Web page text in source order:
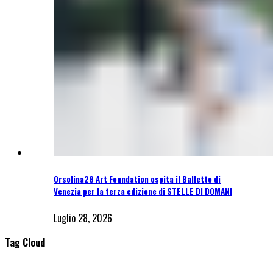
Orsolina28 Art Foundation ospita il Balletto di
Venezia per la terza edizione di STELLE DI DOMANI
Luglio 28, 2026
Tag Cloud